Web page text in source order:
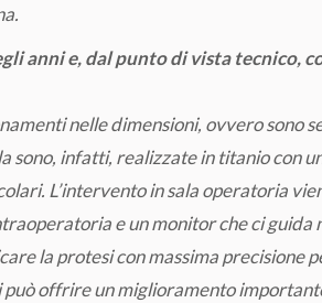
anni e, dal punto di vista tecnico,
nelle dimensioni, ovvero sono
sono, infatti, realizzate in titanio con
L’intervento in sala operatoria
e un monitor che ci guida
la protesi con massima precisione
offrire un miglioramento